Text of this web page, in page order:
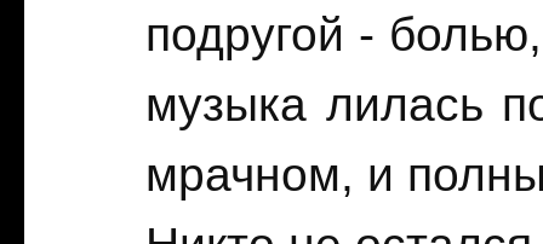
подругой -
музыка лилась
мрачном, и